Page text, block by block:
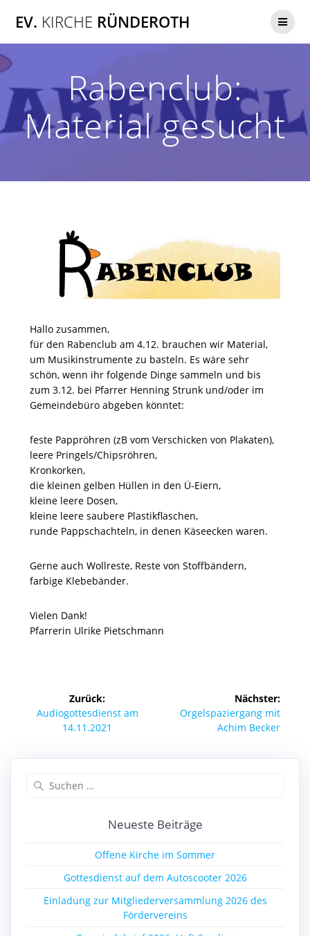
Inhalt
EV. KIRCHE RÜNDEROTH
Rabenclub:
Material gesucht
Hallo zusammen,
für den Rabenclub am 4.12. brauchen wir Material,
um Musikinstrumente zu basteln. Es wäre sehr
schön, wenn ihr folgende Dinge sammeln und bis
zum 3.12. bei Pfarrer Henning Strunk und/oder im
Gemeindebüro abgeben könntet:
feste Pappröhren (zB vom Verschicken von Plakaten),
leere Pringels/Chipsröhren,
Kronkorken,
die kleinen gelben Hüllen in den Ü-Eiern,
kleine leere Dosen,
kleine leere saubere Plastikflaschen,
runde Pappschachteln, in denen Käseecken waren.
Gerne auch Wollreste, Reste von Stoffbändern,
farbige Klebebänder.
Vielen Dank!
Pfarrerin Ulrike Pietschmann
Beitragsnavigation
Zurück:
Vorheriger
Beitrag:
Audiogottesdienst am
14.11.2021
Nächster:
Nächster
Orgelspaziergang mit
Achim Becker
Neueste Beiträge
Offene Kirche im Sommer
Gottesdienst auf dem Autoscooter 2026
Einladung zur Mitgliederversammlung 2026 des
Fördervereins